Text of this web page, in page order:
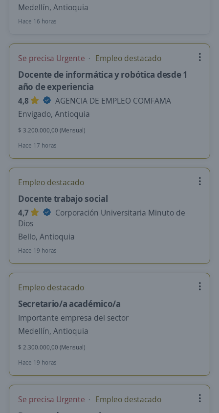
Medellín, Antioquia
Hace 16 horas
Se precisa Urgente Empleo destacado
Docente de informática y robótica desde 1
año de experiencia
4,8
AGENCIA DE EMPLEO COMFAMA
Envigado, Antioquia
$ 3.200.000,00 (Mensual)
Hace 17 horas
Empleo destacado
Docente trabajo social
4,7
Corporación Universitaria Minuto de
Dios
Bello, Antioquia
Hace 19 horas
Empleo destacado
Secretario/a académico/a
Importante empresa del sector
Medellín, Antioquia
$ 2.300.000,00 (Mensual)
Hace 19 horas
Se precisa Urgente Empleo destacado